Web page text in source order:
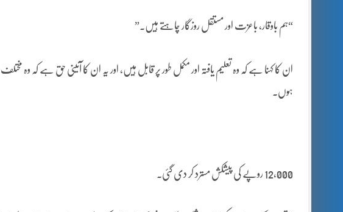
“ہم باوقار، باعزت اور مستقل روزگار چاہتے ہیں۔”
ان کا کہنا ہے کہ وہ تعلیم یافتہ اور مکمل طور پر قابل ہیں، اور یہ ان کا آئینی حق ہے کہ وہ
ہوں۔
12,000 روپے کی پیشکش مسترد کر دی گئی۔